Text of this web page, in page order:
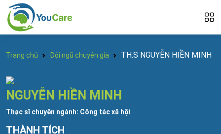
Trang chủ Đội ngũ chuyên gia TH.S NGUYỄN HIỀN MINH
NGUYỄN HIỀN MINH
Thạc sĩ chuyên ngành: Công tác xã hội
THÀNH TÍCH